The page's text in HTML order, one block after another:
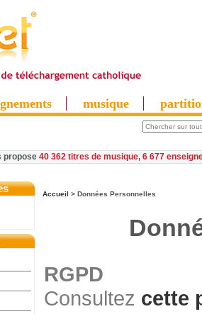
musique
propose 40 362 titres de musique, 6 677
Accueil > Données Personnelles
RGPD
Consultez cette